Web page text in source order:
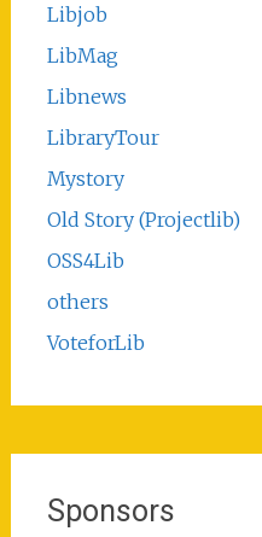
Libjob
LibMag
Libnews
LibraryTour
Mystory
Old Story (Projectlib)
OSS4Lib
others
VoteforLib
Sponsors